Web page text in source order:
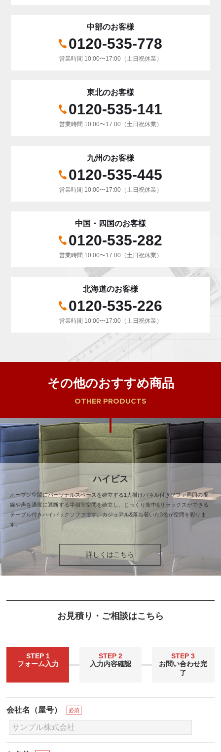
中部のお客様
0120-535-778
営業時間 10:00〜17:00（土日祝休業）
東北のお客様
0120-535-141
営業時間 10:00〜17:00（土日祝休業）
九州のお客様
0120-535-445
営業時間 10:00〜17:00（土日祝休業）
中国・四国のお客様
0120-535-282
営業時間 10:00〜17:00（土日祝休業）
北海道のお客様
0120-535-226
営業時間 10:00〜17:00（土日祝休業）
その他のおすすめ商品
OTHER PRODUCTS
ハイビス
オープン空間にパーソナルスペースを確立する1人掛けパネル付きソファ周囲の視
線や声を適度に遮断する半個室空間を確立し、じっくり集中&リラックスができる
テーブル付きハイバックソファです。カジュアル&落ち着いた3色が空間を彩りま
す。
詳しくはこちら
お見積り・ご相談はこちら
STEP 1
フォーム入力
STEP 2
入力内容確認
STEP 3
お問い合わせ完
了
会社名（屋号） 必須